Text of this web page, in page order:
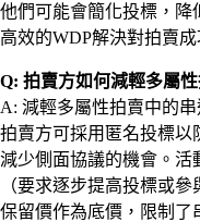
他們可能會簡化投標，降
高效的WDP解決對拍賣成
Q: 拍賣方如何減輕多屬
A: 減輕多屬性拍賣中的
拍賣方可採用匿名投標以
減少側面協議的機會。活
（要求逐步提高投標或
保留價作為底價，限制了